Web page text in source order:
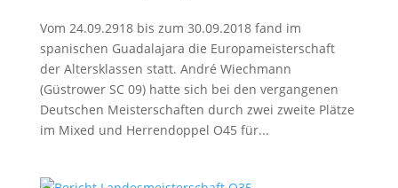
Vom 24.09.2918 bis zum 30.09.2018 fand im
spanischen Guadalajara die Europameisterschaft
der Altersklassen statt. André Wiechmann
(Güstrower SC 09) hatte sich bei den vergangenen
Deutschen Meisterschaften durch zwei zweite Plätze
im Mixed und Herrendoppel O45 für...